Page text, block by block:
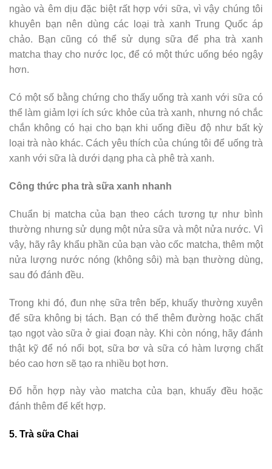
ngào và êm dịu đặc biệt rất hợp với sữa, vì vậy chúng tôi
khuyên bạn nên dùng các loại trà xanh Trung Quốc áp
chảo. Bạn cũng có thể sử dụng sữa để pha trà xanh
matcha thay cho nước lọc, để có một thức uống béo ngậy
hơn.
Có một số bằng chứng cho thấy uống trà xanh với sữa có
thể làm giảm lợi ích sức khỏe của trà xanh, nhưng nó chắc
chắn không có hại cho bạn khi uống điều độ như bất kỳ
loại trà nào khác. Cách yêu thích của chúng tôi để uống trà
xanh với sữa là dưới dạng pha cà phê trà xanh.
Công thức pha trà sữa xanh nhanh
Chuẩn bị matcha của bạn theo cách tương tự như bình
thường nhưng sử dụng một nửa sữa và một nửa nước. Vì
vậy, hãy rây khẩu phần của bạn vào cốc matcha, thêm một
nửa lượng nước nóng (không sôi) mà bạn thường dùng,
sau đó đánh đều.
Trong khi đó, đun nhẹ sữa trên bếp, khuấy thường xuyên
để sữa không bị tách. Bạn có thể thêm đường hoặc chất
tạo ngọt vào sữa ở giai đoạn này. Khi còn nóng, hãy đánh
thật kỹ để nó nổi bọt, sữa bơ và sữa có hàm lượng chất
béo cao hơn sẽ tạo ra nhiều bọt hơn.
Đổ hỗn hợp này vào matcha của bạn, khuấy đều hoặc
đánh thêm để kết hợp.
5. Trà sữa Chai